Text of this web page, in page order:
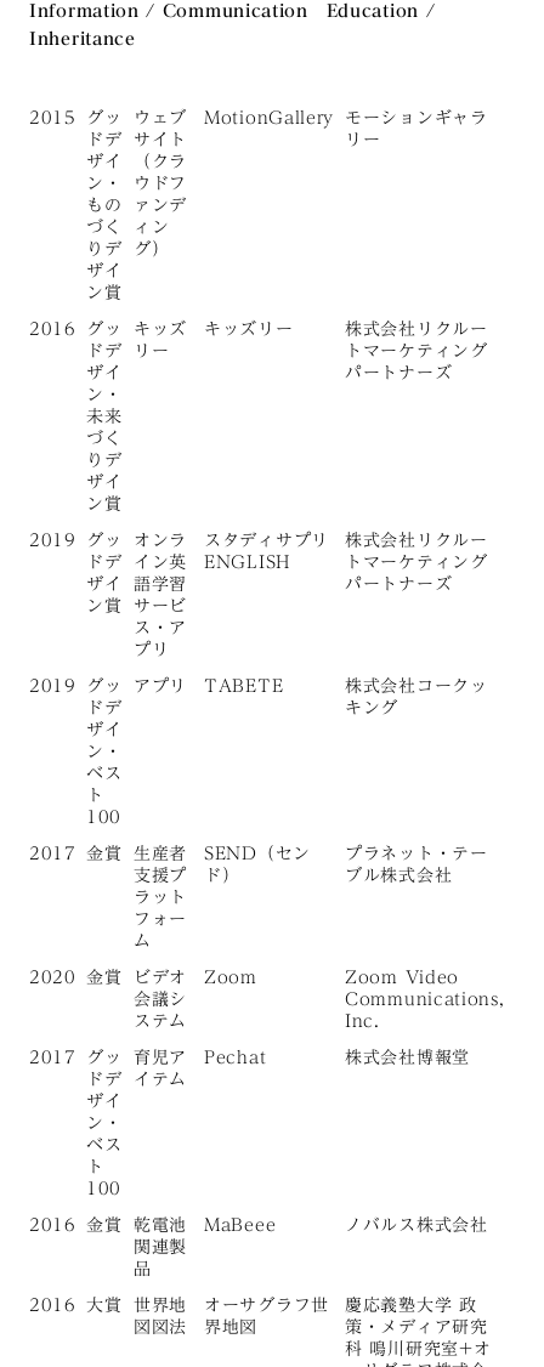
Information / Communication Education /
Inheritance
2015
グッ
ドデ
ザイ
ン・
もの
づく
りデ
ザイ
ン賞
ウェブ
サイト
（クラ
ウドフ
ァンデ
ィン
グ）
MotionGallery
モーションギャラ
リー
2016
グッ
ドデ
ザイ
ン・
未来
づく
りデ
ザイ
ン賞
キッズ
リー
キッズリー
株式会社リクルー
トマーケティング
パートナーズ
2019
グッ
ドデ
ザイ
ン賞
オンラ
イン英
語学習
サービ
ス・ア
プリ
スタディサプリ
ENGLISH
株式会社リクルー
トマーケティング
パートナーズ
2019
グッ
ドデ
ザイ
ン・
ベス
ト
100
アプリ TABETE
株式会社コークッ
キング
2017 金賞
生産者
支援プ
ラット
フォー
ム
SEND（セン
ド）
プラネット・テー
ブル株式会社
2020 金賞
ビデオ
会議シ
ステム
Zoom
Zoom Video
Communications,
Inc.
2017
グッ
ドデ
ザイ
ン・
ベス
ト
100
育児ア
イテム
Pechat 株式会社博報堂
2016 金賞
乾電池
関連製
品
MaBeee ノバルス株式会社
2016 大賞
世界地
図図法
オーサグラフ世
界地図
慶応義塾大学 政
策・メディア研究
科 鳴川研究室+オ